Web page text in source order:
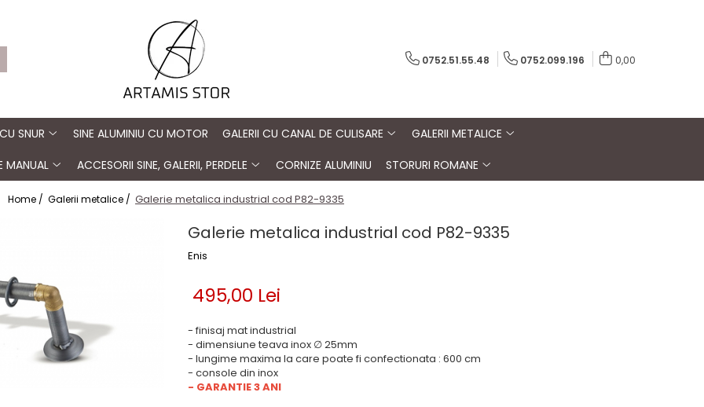
0752.51.55.48 0752.099.196 0,00
SNUR SINE ALUMINIU CU MOTOR GALERII CU CANAL DE CULISARE
GALERII METALICE
MANUAL
ACCESORII SINE, GALERII, PERDELE CORNIZE ALUMINIU STORURI ROMANE
Home / Galerii metalice / Galerie metalica industrial cod P82-9335
Galerie metalica industrial cod P82-9335
Enis
495,00 Lei
- finisaj mat industrial
- dimensiune teava inox ∅ 25mm
- lungime maxima la care poate fi confectionata : 600 cm
- console din inox
- GARANTIE 3 ANI